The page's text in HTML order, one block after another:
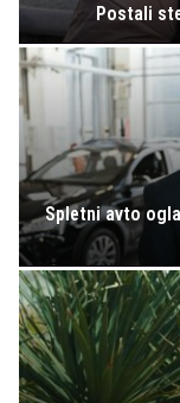
Postali
Spletni avto